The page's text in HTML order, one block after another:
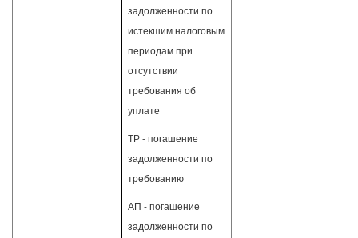
задолженности по
истекшим налоговым
периодам при
отсутствии
требования об
уплате
ТР - погашение
задолженности по
требованию
АП - погашение
задолженности по